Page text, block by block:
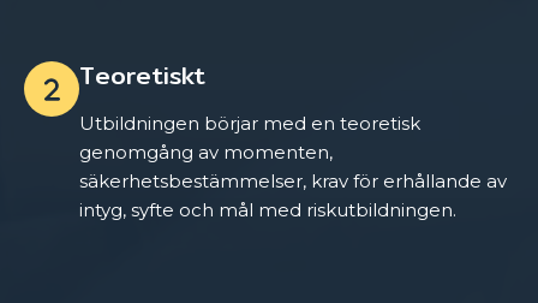
Teoretiskt
Utbildningen börjar med en teoretisk
genomgång av momenten,
säkerhetsbestämmelser, krav för erhållande av
intyg, syfte och mål med riskutbildningen.